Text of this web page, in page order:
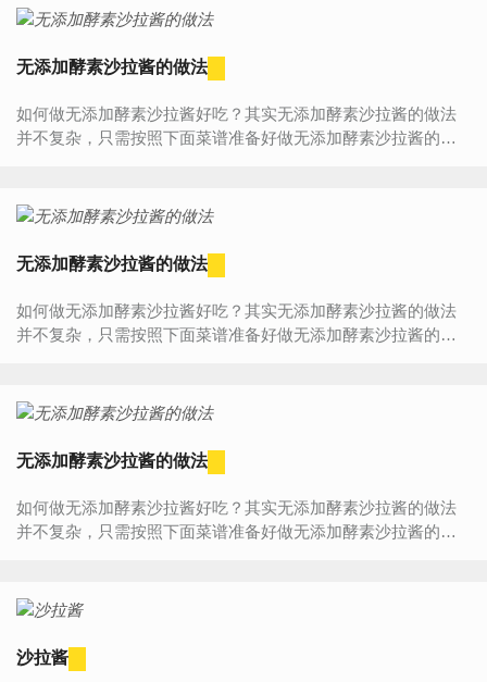
无添加酵素沙拉酱的做法
如何做无添加酵素沙拉酱好吃？其实无添加酵素沙拉酱的做法
并不复杂，只需按照下面菜谱准备好做无添加酵素沙拉酱的材
无添加酵素沙拉酱的做法
如何做无添加酵素沙拉酱好吃？其实无添加酵素沙拉酱的做法
并不复杂，只需按照下面菜谱准备好做无添加酵素沙拉酱的材
无添加酵素沙拉酱的做法
如何做无添加酵素沙拉酱好吃？其实无添加酵素沙拉酱的做法
并不复杂，只需按照下面菜谱准备好做无添加酵素沙拉酱的材
沙拉酱